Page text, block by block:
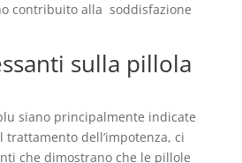
contribuito alla soddisfazione
sulla pillola
siano principalmente indicate
dell’impotenza, ci
che dimostrano che le pillole